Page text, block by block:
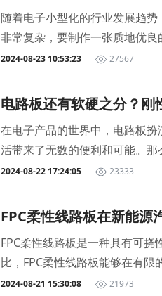
其中就有多款心电监测类产品
清华大学集成电路学院原文链
尺寸为 1/1.56 英寸，支持十档
Mate XT 非凡大师确实是当之
产，其难度相比传统折叠屏手
对屏幕设计和生产是极大的考
之间建立灵活的连接，确保信
2、连接电池FPC 可以将电池与
够适应不同部件之间的位置和
进行处理和存储。嘉立创fpc-摄
折叠部位的传感器、指示灯等
能模块的连接如指纹识别模块
折叠屏手机都大量使用了FPC
优化和升级FPC生产工艺，为
k旗下社交平台。机身存储支持
源：Ray-Ban商店官网）二、
耳机，这种设计的好处是能够
能力，可以唤醒大模型帮忙解
乎就能及时听懂国外友人的说
人之后眼镜就能提醒你，这是
而且他没有把太多的功能都放
可能替换手机的革命。（扎克
小扎Meta从北坡上，只是换
的难度依然不小。此外，眼镜
破这两大技术瓶颈，都离不开
等特性的关键组件之一。目前
品，你们说国内是不是很快也
随着电子小型化的行业发展趋
非常复杂，要制作一张质地优
秘面纱！1.开料柔性材料都是
压上感光膜，将线路图形用光
铜箔蚀刻掉去膜:通过氢氧化钠
覆盖膜.此流程的内容是事先在
般采用沉金工艺，是在露出的
再通过烘烤将文字油墨硬化在
验标准全面的对FPC进行检测
加了补强工序，另外FPC板子
计方案，越来越受到广大方案
2024-08-23 10:53:23 27567
电路板还有软硬之分？刚
在电子产品的世界中，电路板
活带来了无数的便利和可能。
组成的电子部件。PCB线路板
种形状和空间需求。PCB线路
其表面涂有导电铜箔，并通过
也涂有导电铜箔。与PCB不同
板通常用于对刚性和稳定性要
传感器等。3.制造工艺PCB外形
2024-08-22 17:24:05 23333
FPC柔性线路板在新能源
FPC柔性线路板是一种具有可
比，FPC柔性线路板能够在有
大突破，电子化、智能化的发
2024-08-21 15:30:08 21973